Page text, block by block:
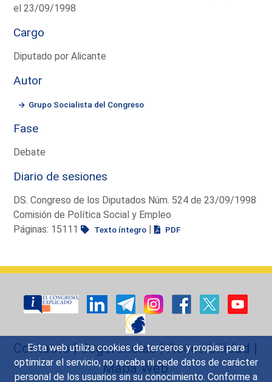
Esta web utiliza cookies de terceros y propias para
optimizar el servicio, no recaba ni cede datos de carácter
personal de los usuarios sin su conocimiento. Conforme a
el 23/09/1998
Cargo
Diputado por Alicante
Autor
Grupo Socialista del Congreso
Fase
Debate
Diario de sesiones
DS. Congreso de los Diputados Núm. 524 de 23/09/1998
Comisión de Política Social y Empleo
Páginas: 15111
Texto íntegro | PDF
Contacto|Sugerencias|Accesibilidad |
Mapa Web